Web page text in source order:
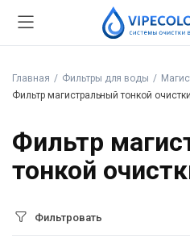
Главная Фильтры для воды
Фильтр магистральный тонкой очистки
Фильтр
тонкой
Фильтровать